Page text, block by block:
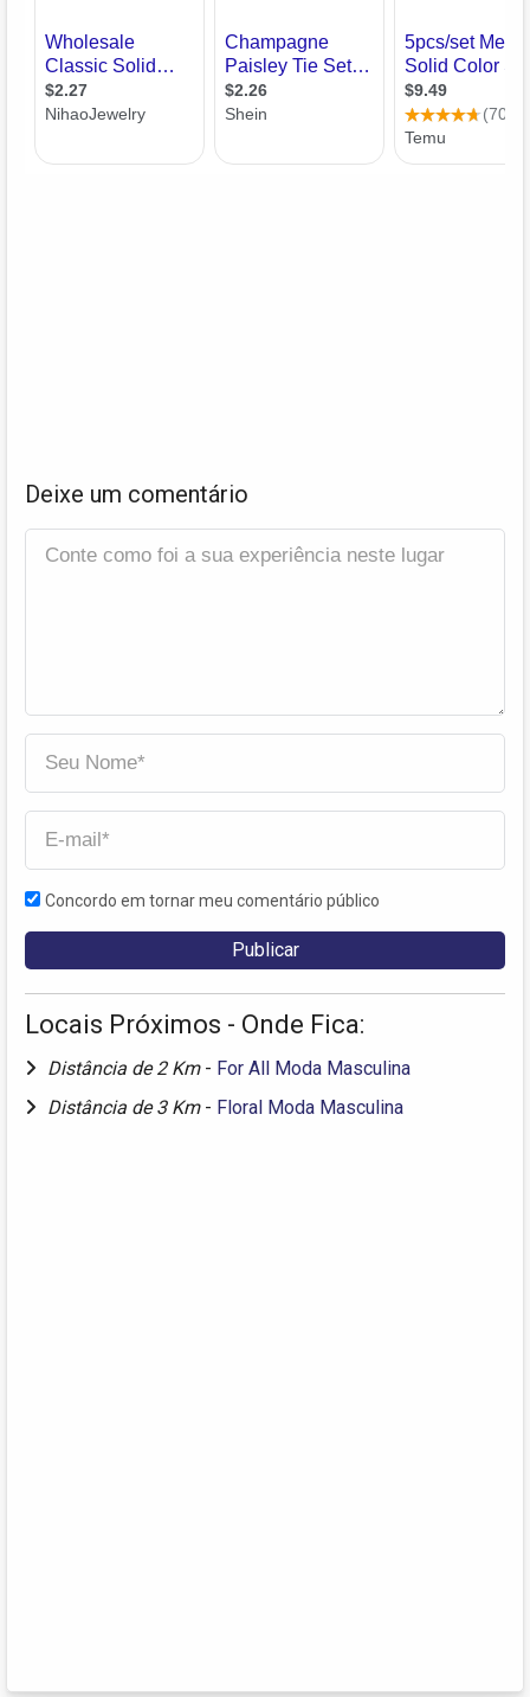
Deixe um comentário
Concordo em tornar meu comentário público
Locais Próximos - Onde Fica:
Distância de 2 Km - For All Moda Masculina
Distância de 3 Km - Floral Moda Masculina